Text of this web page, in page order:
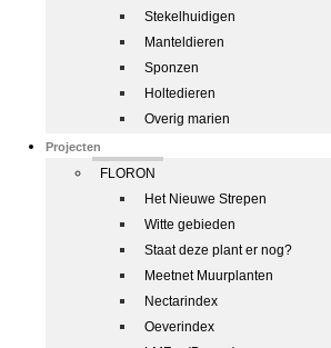
Stekelhuidigen
Manteldieren
Sponzen
Holtedieren
Overig marien
Projecten
FLORON
Het Nieuwe Strepen
Witte gebieden
Staat deze plant er nog?
Meetnet Muurplanten
Nectarindex
Oeverindex